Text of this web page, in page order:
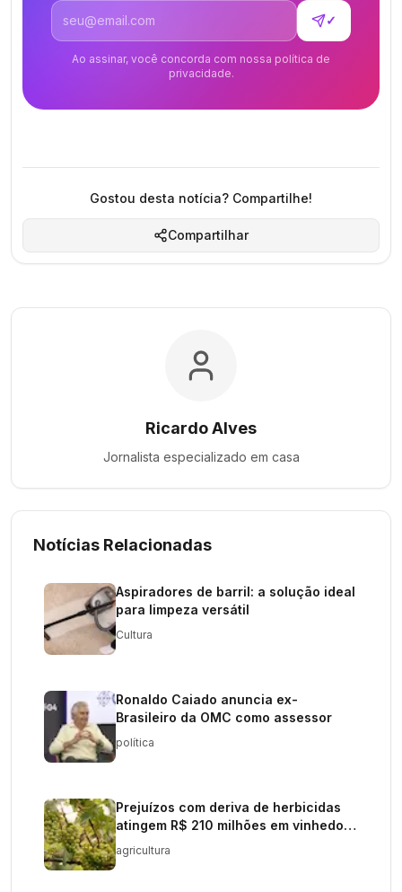
Endereço de email
✓
Ao assinar, você concorda com nossa política de
privacidade.
Gostou desta notícia? Compartilhe!
Compartilhar
Ricardo Alves
Jornalista especializado em casa
Notícias Relacionadas
Aspiradores de barril: a solução ideal
para limpeza versátil
Cultura
Ronaldo Caiado anuncia ex-
Brasileiro da OMC como assessor
política
Prejuízos com deriva de herbicidas
atingem R$ 210 milhões em vinhedos
do RS
agricultura